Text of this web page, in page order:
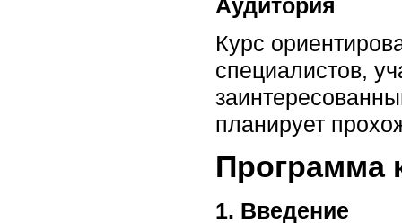
Аудитория
Курс
специалистов,
планирует
Программа
1. Введение